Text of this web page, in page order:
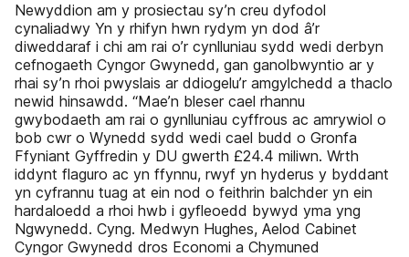
Newyddion am y prosiectau sy’n creu dyfodol
cynaliadwy Yn y rhifyn hwn rydym yn dod â’r
diweddaraf i chi am rai o’r cynlluniau sydd wedi derbyn
cefnogaeth Cyngor Gwynedd, gan ganolbwyntio ar y
rhai sy’n rhoi pwyslais ar ddiogelu’r amgylchedd a thaclo
newid hinsawdd. “Mae’n bleser cael rhannu
gwybodaeth am rai o gynlluniau cyffrous ac amrywiol o
bob cwr o Wynedd sydd wedi cael budd o Gronfa
Ffyniant Gyffredin y DU gwerth £24.4 miliwn. Wrth
iddynt flaguro ac yn ffynnu, rwyf yn hyderus y byddant
yn cyfrannu tuag at ein nod o feithrin balchder yn ein
hardaloedd a rhoi hwb i gyfleoedd bywyd yma yng
Ngwynedd. Cyng. Medwyn Hughes, Aelod Cabinet
Cyngor Gwynedd dros Economi a Chymuned